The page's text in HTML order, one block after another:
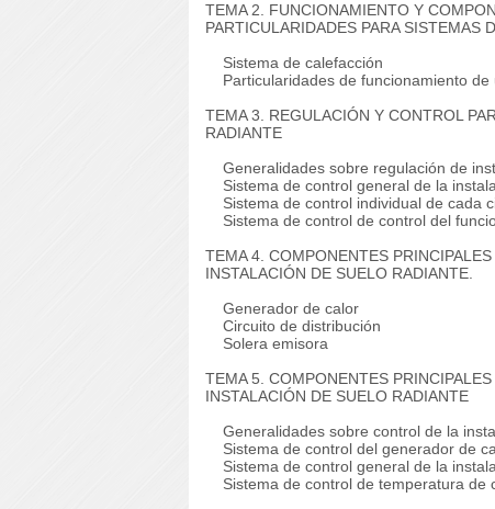
TEMA 2. FUNCIONAMIENTO Y
PARTICULARIDADES PARA SISTEMAS
Sistema de calefacción
Particularidades de funcionamiento de
TEMA 3. REGULACIÓN Y CONTROL
RADIANTE
Generalidades sobre regulación de
Sistema de control general de la
Sistema de control individual de cada
Sistema de control de control del
TEMA 4. COMPONENTES
INSTALACIÓN DE SUELO RADIANTE.
Generador de calor
Circuito de distribución
Solera emisora
TEMA 5. COMPONENTES
INSTALACIÓN DE SUELO RADIANTE
Generalidades sobre control de la
Sistema de control del generador de
Sistema de control general de la
Sistema de control de temperatura de